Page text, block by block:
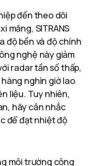
đến theo dõi
măng, SITRANS
độ bền và độ chính
nghệ này giảm
radar tần số thấp,
nghìn giờ lao
liệu. Tuy nhiên,
hãy cân nhắc
để đạt nhiệt độ
môi trường công